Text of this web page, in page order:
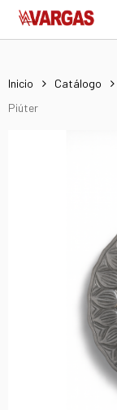
Skip
Inicio Catálogo
Piúter